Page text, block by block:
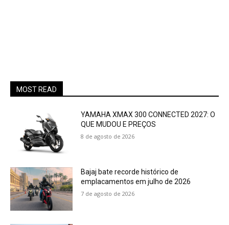
MOST READ
YAMAHA XMAX 300 CONNECTED 2027: O
QUE MUDOU E PREÇOS
8 de agosto de 2026
Bajaj bate recorde histórico de
emplacamentos em julho de 2026
7 de agosto de 2026